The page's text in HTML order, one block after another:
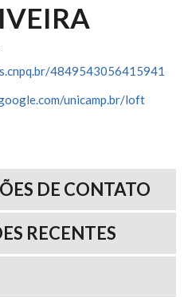
4849543056415941
unicamp.br/loft
DE CONTATO
RECENTES